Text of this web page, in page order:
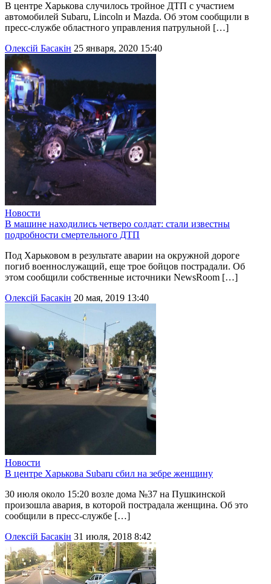
В центре Харькова случилось тройное ДТП с участием
автомобилей Subaru, Lincoln и Mazda. Об этом сообщили в
пресс-службе областного управления патрульной […]
Олексій Басакін 25 января, 2020 15:40
Новости
В машине находились четверо солдат: стали известны
подробности смертельного ДТП
Под Харьковом в результате аварии на окружной дороге
погиб военнослужащий, еще трое бойцов пострадали. Об
этом сообщили собственные источники NewsRoom […]
Олексій Басакін 20 мая, 2019 13:40
Новости
В центре Харькова Subaru сбил на зебре женщину
30 июля около 15:20 возле дома №37 на Пушкинской
произошла авария, в которой пострадала женщина. Об это
сообщили в пресс-службе […]
Олексій Басакін 31 июля, 2018 8:42